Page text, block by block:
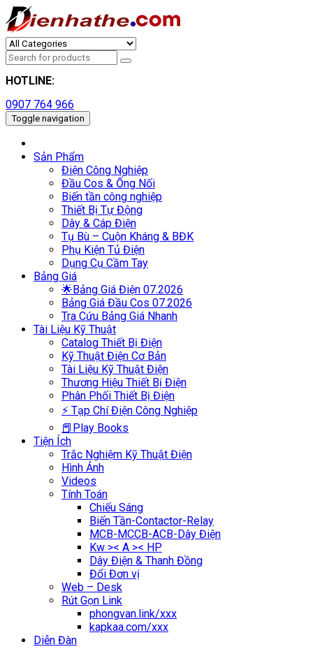
HOTLINE:
0907 764 966
Toggle navigation
Sản Phẩm
Điện Công Nghiệp
Đầu Cos & Ống Nối
Biến tần công nghiệp
Thiết Bị Tự Động
Dây & Cáp Điện
Tụ Bù – Cuộn Kháng & BĐK
Phụ Kiện Tủ Điện
Dụng Cụ Cầm Tay
Bảng Giá
🌟Bảng Giá Điện 07.2026
Bảng Giá Đầu Cos 07.2026
Tra Cứu Bảng Giá Nhanh
Tài Liệu Kỹ Thuật
Catalog Thiết Bị Điện
Kỹ Thuật Điện Cơ Bản
Tài Liệu Kỹ Thuật Điện
Thương Hiệu Thiết Bị Điện
Phân Phối Thiết Bị Điện
⚡ Tạp Chí Điện Công Nghiệp
📕Play Books
Tiện Ích
Trắc Nghiệm Kỹ Thuật Điện
Hình Ảnh
Videos
Tính Toán
Chiếu Sáng
Biến Tần-Contactor-Relay
MCB-MCCB-ACB-Dây Điện
Kw >< A >< HP
Dây Điện & Thanh Đồng
Đổi Đơn vị
Web – Desk
Rút Gọn Link
phongvan.link/xxx
kapkaa.com/xxx
Diễn Đàn